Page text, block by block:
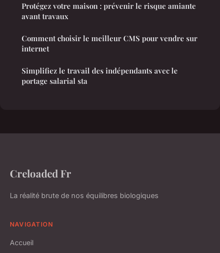
Protégez votre maison : prévenir le risque amiante
avant travaux
Comment choisir le meilleur CMS pour vendre sur
internet
Simplifiez le travail des indépendants avec le
portage salarial sta
Creloaded Fr
La réalité brute de nos équilibres biologiques
NAVIGATION
Accueil